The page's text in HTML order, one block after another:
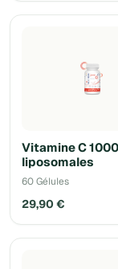
Vitamine C 1000
liposomales
60 Gélules
29,90 €